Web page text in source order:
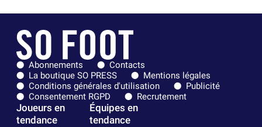
Abonnements
Contacts
La boutique SO PRESS
Mentions légales
Conditions générales d'utilisation
Publicité
Consentement RGPD
Recrutement
Joueurs en
tendance
Équipes en
tendance